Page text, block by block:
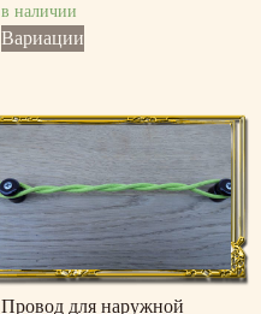
в наличии
Вариации
несколько
вариаций.
Опции
можно
выбрать
на
странице
товара.
Провод для наружной